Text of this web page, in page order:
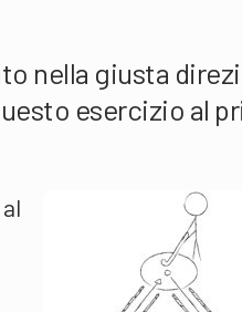
nella giusta
esercizio al